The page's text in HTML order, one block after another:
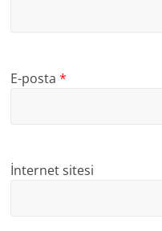
E-posta*
İnternet sitesi